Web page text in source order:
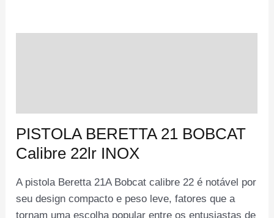
PISTOLA BERETTA 21 BOBCAT
Calibre 22lr INOX
A pistola Beretta 21A Bobcat calibre 22 é notável por
seu design compacto e peso leve, fatores que a
tornam uma escolha popular entre os entusiastas de